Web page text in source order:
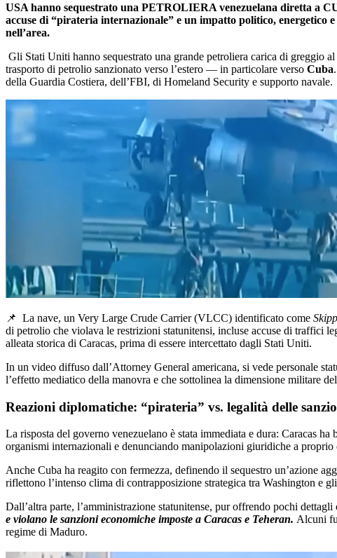
USA hanno sequestrato una PETROLIERA venezuelana diretta a
accuse di “pirateria internazionale” e un impatto politico, energetico
nell’area.
Gli Stati Uniti hanno sequestrato una grande petroliera carica di greggio
trasporto di petrolio sanzionato verso l’estero — in particolare verso Cuba
della Guardia Costiera, dell’FBI, di Homeland Security e supporto navale.
📌 La nave, un Very Large Crude Carrier (VLCC) identificato come
di petrolio che violava le restrizioni statunitensi, incluse accuse di traffici
alleata storica di Caracas, prima di essere intercettato dagli Stati Uniti.
In un video diffuso dall’Attorney General americana, si vede personale
l’effetto mediatico della manovra e che sottolinea la dimensione militare
Reazioni diplomatiche: “pirateria” vs. legalità delle
La risposta del governo venezuelano è stata immediata e dura: Caracas ha
organismi internazionali e denunciando manipolazioni giuridiche a
Anche Cuba ha reagito con fermezza, definendo il sequestro un’azione
riflettono l’intenso clima di contrapposizione strategica tra Washington e
Dall’altra parte, l’amministrazione statunitense, pur offrendo pochi dettagli
e violano le sanzioni economiche imposte a Caracas e Teheran. Alcuni
regime di Maduro.